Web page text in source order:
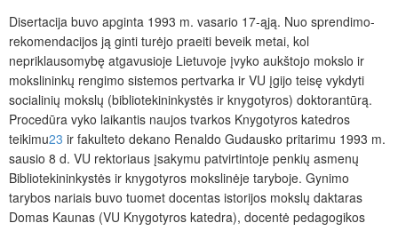
Disertacija buvo apginta 1993 m. vasario 17-ąją. Nuo sprendimo-
rekomendacijos ją ginti turėjo praeiti beveik metai, kol
nepriklausomybę atgavusioje Lietuvoje įvyko aukštojo mokslo ir
mokslininkų rengimo sistemos pertvarka ir VU įgijo teisę vykdyti
socialinių mokslų (bibliotekininkystės ir knygotyros) doktorantūrą.
Procedūra vyko laikantis naujos tvarkos Knygotyros katedros
teikimu23 ir fakulteto dekano Renaldo Gudausko pritarimu 1993 m.
sausio 8 d. VU rektoriaus įsakymu patvirtintoje penkių asmenų
Bibliotekininkystės ir knygotyros mokslinėje taryboje. Gynimo
tarybos nariais buvo tuomet docentas istorijos mokslų daktaras
Domas Kaunas (VU Knygotyros katedra), docentė pedagogikos